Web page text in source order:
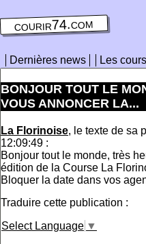
courir74.com
Dernières news Les
BONJOUR TOUT LE
VOUS ANNONCER LA...
La Florinoise, le texte de sa
12:09:49 :
Bonjour tout le monde, très
édition de la Course La
Bloquer la date dans vos
Traduire cette publication :
Select Language ▼